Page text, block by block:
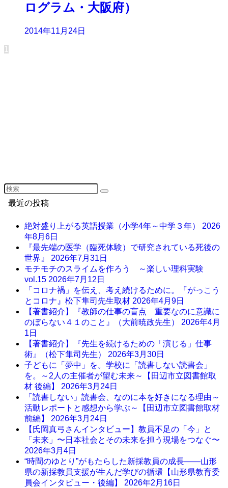
ログラム・大阪府）
2014年11月24日
1
最近の投稿
絶対盛り上がる英語授業（小学4年～中学３年） 2026
年8月6日
『最先端の医学（臨死体験）で研究されている死後の
世界』 2026年7月31日
モチモチのスライムを作ろう ～楽しい理科実験
vol.15 2026年7月12日
「コロナ禍」を伝え、考え続けるために。『がっこう
とコロナ』松下隼司先生取材 2026年4月9日
【著書紹介】『教師の仕事の盲点 重要なのに意識に
のぼらない４１のこと』（大前暁政先生） 2026年4月
1日
【著書紹介】『先生を続けるための「演じる」仕事
術』（松下隼司先生） 2026年3月30日
子どもに「夢中」を。学校に「読書しない読書会」
を。～2人の主催者が望む未来～【田辺市立図書館取
材 後編】 2026年3月24日
「読書しない」読書会、なのに本を好きになる理由～
活動レポートと感想から学ぶ～【田辺市立図書館取材
前編】 2026年3月24日
【氏岡真弓さんインタビュー】教員不足の「今」と
「未来」〜日本社会とその未来を担う現場をつなぐ〜
2026年3月4日
“時間のゆとり”がもたらした新採教員の成長――山形
県の新採教員支援が生んだ学びの循環【山形県教育委
員会インタビュー・後編】 2026年2月16日